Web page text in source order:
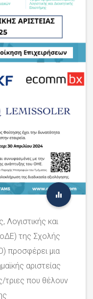
Λογιστικής και
της Σχολής
προσφέρει μια
αριστείας
τριες που θέλουν